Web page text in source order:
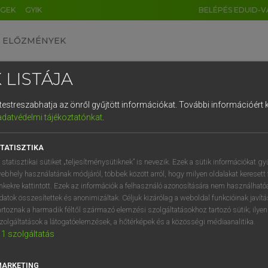
GYIK BELÉPÉS EDUID-
ELŐZMÉNYEK
egyetemes nagyszótár
VAN ELŐFIZETÉSED?
megtekintéséhez.
LISTÁJA
az önről gyűjtött információkat. További információért
tájékoztatónkat.
statisztikai sütiket „teljesítménysütiknek” is nevezik. Ezek a sütik információkat
használatának módjáról, többek között arról, hogy milyen oldalakat keresett
kattintott. Ezek az információk a felhasználó azonosítására nem
összesítettek és anonimizáltak. Céljuk kizárólag a weboldal funkcióinak
a harmadik féltől származó elemzési szolgáltatásokhoz tartozó sütik;
a látogatóelemzések, a hőtérképek és a közösségi médiaanalitika.
1 szolgáltatás
DE CN FR ES IT NL
1 2 3 4 5 6 7 8 9
q w e r t z u i
a s d f g h j k l é
í y x c v b n m , .